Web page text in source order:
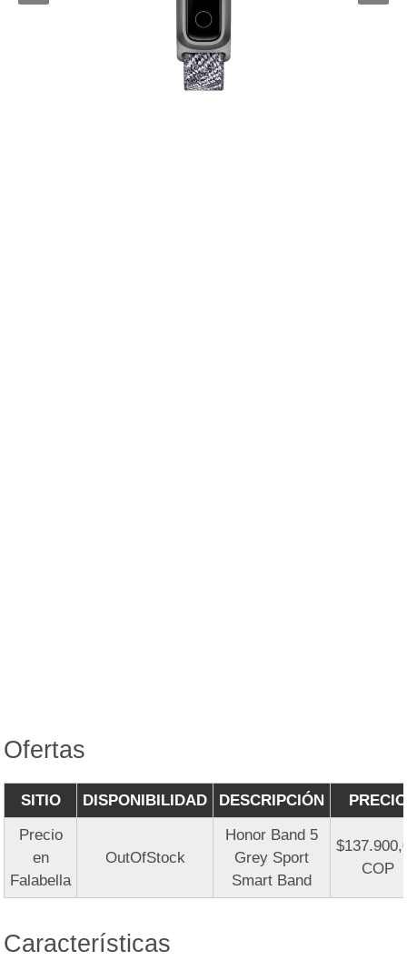
Ofertas
SITIO DISPONIBILIDAD DESCRIPCIÓN
PRECIO
Precio
en
Falabella
OutOfStock
Honor Band 5
Grey Sport
Smart Band
COP
Características